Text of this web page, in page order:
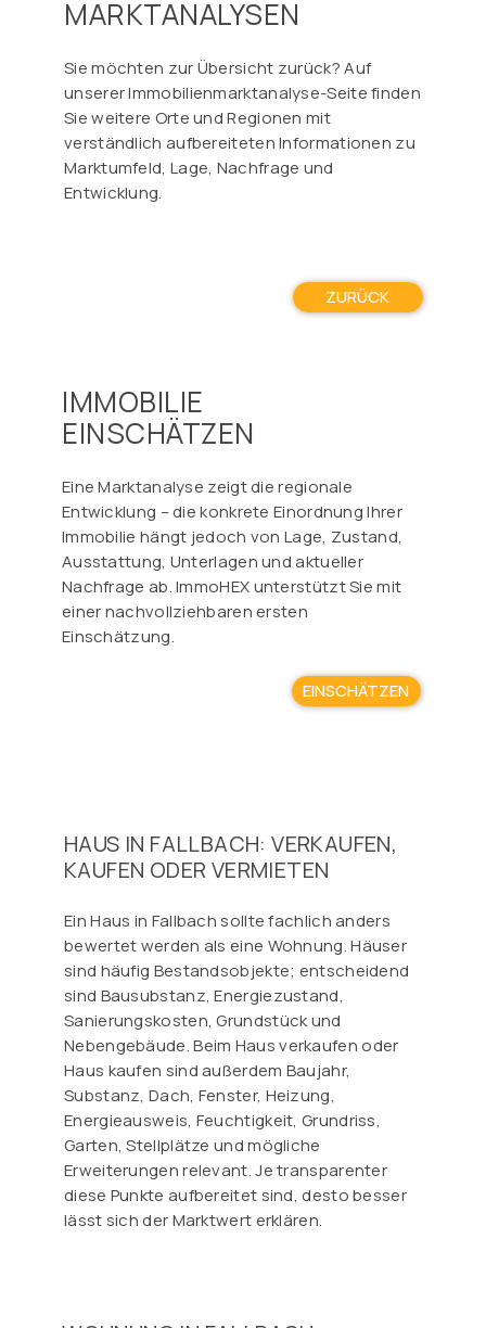
MARKTANALYSEN
Sie möchten zur Übersicht zurück? Auf
unserer Immobilienmarktanalyse-Seite finden
Sie weitere Orte und Regionen mit
verständlich aufbereiteten Informationen zu
Marktumfeld, Lage, Nachfrage und
Entwicklung.
ZURÜCK
IMMOBILIE
EINSCHÄTZEN
Eine Marktanalyse zeigt die regionale
Entwicklung – die konkrete Einordnung Ihrer
Immobilie hängt jedoch von Lage, Zustand,
Ausstattung, Unterlagen und aktueller
Nachfrage ab. ImmoHEX unterstützt Sie mit
einer nachvollziehbaren ersten
Einschätzung.
EINSCHÄTZEN
HAUS IN FALLBACH: VERKAUFEN,
KAUFEN ODER VERMIETEN
Ein Haus in Fallbach sollte fachlich anders
bewertet werden als eine Wohnung. Häuser
sind häufig Bestandsobjekte; entscheidend
sind Bausubstanz, Energiezustand,
Sanierungskosten, Grundstück und
Nebengebäude. Beim Haus verkaufen oder
Haus kaufen sind außerdem Baujahr,
Substanz, Dach, Fenster, Heizung,
Energieausweis, Feuchtigkeit, Grundriss,
Garten, Stellplätze und mögliche
Erweiterungen relevant. Je transparenter
diese Punkte aufbereitet sind, desto besser
lässt sich der Marktwert erklären.